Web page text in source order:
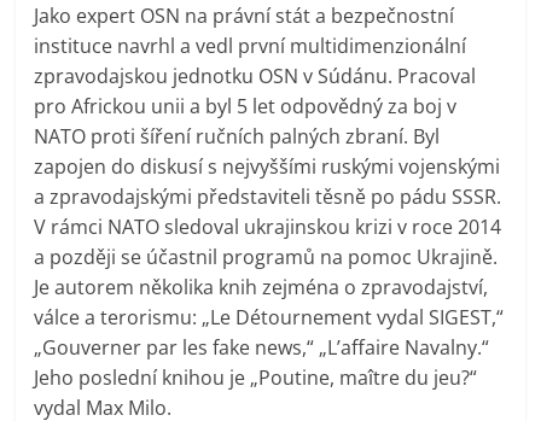
Jako expert OSN na právní stát a bezpečnostní
instituce navrhl a vedl první multidimenzionální
zpravodajskou jednotku OSN v Súdánu. Pracoval
pro Africkou unii a byl 5 let odpovědný za boj v
NATO proti šíření ručních palných zbraní. Byl
zapojen do diskusí s nejvyššími ruskými vojenskými
a zpravodajskými představiteli těsně po pádu SSSR.
V rámci NATO sledoval ukrajinskou krizi v roce 2014
a později se účastnil programů na pomoc Ukrajině.
Je autorem několika knih zejména o zpravodajství,
válce a terorismu: „Le Détournement vydal SIGEST,“
„Gouverner par les fake news,“ „L’affaire Navalny.“
Jeho poslední knihou je „Poutine, maître du jeu?“
vydal Max Milo.